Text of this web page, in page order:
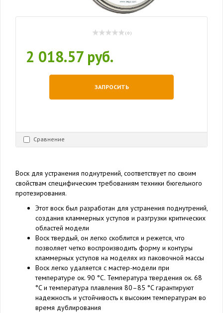
( 0 )
2 018.57 руб.
ЗАПРОСИТЬ
Сравнение
Воск для устранения поднутрений, соответствует по своим
свойствам специфическим требованиям техники бюгельного
протезирования.
Этот воск был разработан для устранения поднутрений,
создания кламмерных уступов и разгрузки критических
областей модели
Воск твердый, он легко скоблится и режется, что
позволяет четко воспроизводить форму и контуры
кламмерных уступов на моделях из паковочной массы
Воск легко удаляется с мастер-модели при
температуре ок. 90 °C. Температура твердения ок. 68
°C и температура плавления 80–85 °C гарантируют
надежность и устойчивость к высоким температурам во
время дублирования